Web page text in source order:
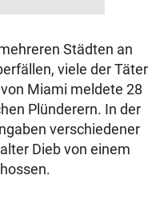
Städten an
viele der Täter
Miami meldete 28
Plünderern. In der
verschiedener
Dieb von einem